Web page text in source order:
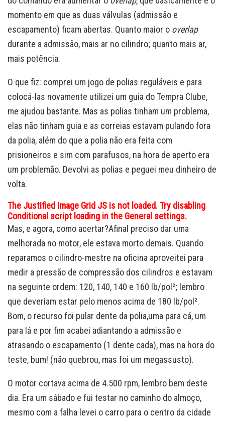
momento em que as duas válvulas (admissão e
escapamento) ficam abertas. Quanto maior o overlap
durante a admissão, mais ar no cilindro; quanto mais ar,
mais potência.
O que fiz: comprei um jogo de polias reguláveis e para
colocá-las novamente utilizei um guia do Tempra Clube,
me ajudou bastante. Mas as polias tinham um problema,
elas não tinham guia e as correias estavam pulando fora
da polia, além do que a polia não era feita com
prisioneiros e sim com parafusos, na hora de aperto era
um problemão. Devolvi as polias e peguei meu dinheiro de
volta.
The Justified Image Grid JS is not loaded. Try disabling
Conditional script loading in the General settings.
Mas, e agora, como acertar?Afinal preciso dar uma
melhorada no motor, ele estava morto demais. Quando
reparamos o cilindro-mestre na oficina aproveitei para
medir a pressão de compressão dos cilindros e estavam
na seguinte ordem: 120, 140, 140 e 160 lb/pol²; lembro
que deveriam estar pelo menos acima de 180 lb/pol².
Bom, o recurso foi pular dente da polia,uma para cá, um
para lá e por fim acabei adiantando a admissão e
atrasando o escapamento (1 dente cada), mas na hora do
teste, bum! (não quebrou, mas foi um megassusto).
O motor cortava acima de 4.500 rpm, lembro bem deste
dia. Era um sábado e fui testar no caminho do almoço,
mesmo com a falha levei o carro para o centro da cidade